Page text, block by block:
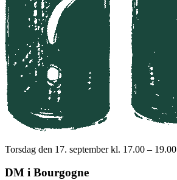
Torsdag den 17. september kl. 17.00 – 19.00
DM i Bourgogne